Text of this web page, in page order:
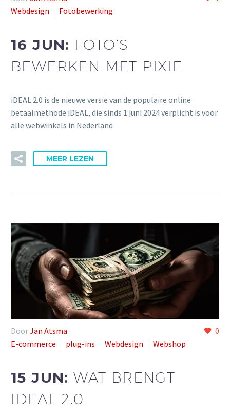
Webdesign
Fotobewerking
16 JUN: FOTO’S
BEWERKEN MET PIXIE
iDEAL 2.0 is de nieuwe versie van de populaire online
betaalmethode iDEAL, die sinds 1 juni 2024 verplicht is voor
alle webwinkels in Nederland
MEER LEZEN
0
DoorJan Atsma
E-commerce
plug-ins Webdesign Webshop
15 JUN:WAT BRENGT
IDEAL 2.0